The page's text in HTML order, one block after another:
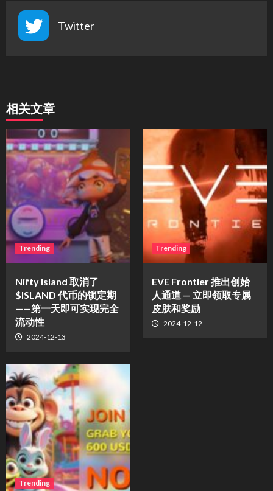
Twitter
相关文章
Trending
Nifty Island 取消了
$ISLAND 代币的锁定期
——第一天即可实现完全
流动性
2024-12-13
Trending
EVE Frontier 推出创始
人通道 — 立即领取专属
皮肤和奖励
2024-12-12
Trending